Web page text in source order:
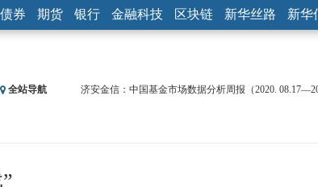
债券 期货 银行 金融科技 区块链 新华丝路 新华
全站导航
济安金信：中国基金市场数据分析周报（2020.